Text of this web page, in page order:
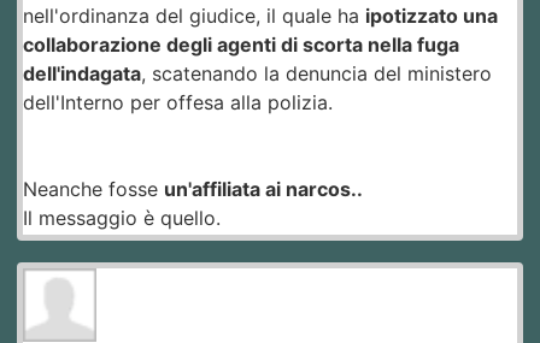
nell'ordinanza del giudice, il quale ha ipotizzato una
collaborazione degli agenti di scorta nella fuga
dell'indagata, scatenando la denuncia del ministero
dell'Interno per offesa alla polizia.
Neanche fosse un'affiliata ai narcos..
Il messaggio è quello.